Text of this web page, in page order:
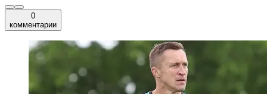
0
комментарии